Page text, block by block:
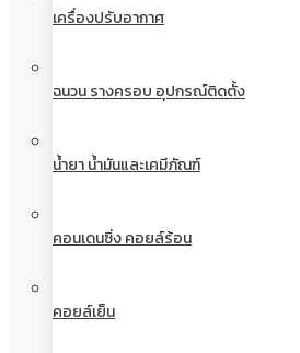
เครื่องปรับอากาศ
ฉนวน รางครอบ อุปกรณ์ติดตั้ง
น้ำยา น้ำมันและเคมีภัณฑ์
คอนเดนซิ่ง คอยล์ร้อน
คอยล์เย็น